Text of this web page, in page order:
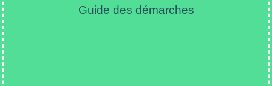
Guide des démarches